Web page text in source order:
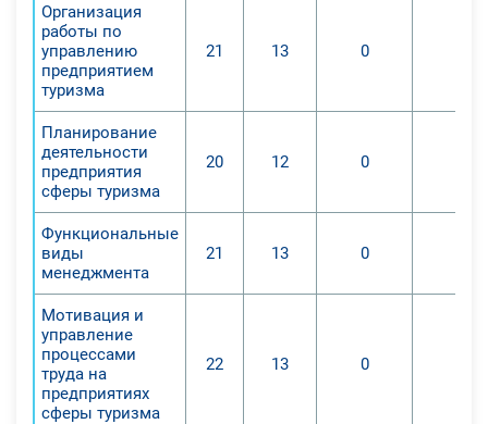
Организация
работы по
управлению
предприятием
туризма
21 13 0
Планирование
деятельности
предприятия
сферы туризма
20 12 0
Функциональные
виды
менеджмента
21 13 0
Мотивация и
управление
процессами
труда на
предприятиях
сферы туризма
22 13 0